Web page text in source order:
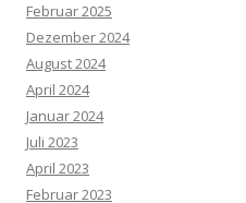
Februar 2025
Dezember 2024
August 2024
April 2024
Januar 2024
Juli 2023
April 2023
Februar 2023